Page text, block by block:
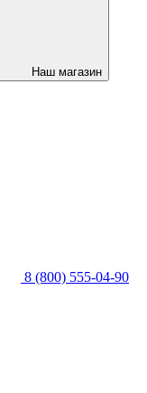
Наш магазин
8 (800) 555-04-90